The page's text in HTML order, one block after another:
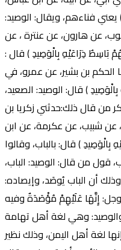
فناءهم، ويقال: الوصيد:
عن هارون، عن عنترة ، عن
بَاسِطٌ ذِرَاعَيْهِ بِالْوَصِيدِ ) قال :
الحكم بن بشير، عن عمرو، في
) قال: الوصيد: الصعيد،
من قال ذلك:حدثني زكريا بن
، عن شبيب، عن عكرمة، عن ابن
) قال: بالباب، وقالوا
قول من قال: الوصيد: الباب،
أن الباب يُوصَد، وإيصاده:
إِنَّهَا عَلَيْهِمْ مُؤْصَدَةٌ وفيه
وهي لغة أهل تهامة
لغة أهل اليمن، وذلك نظير